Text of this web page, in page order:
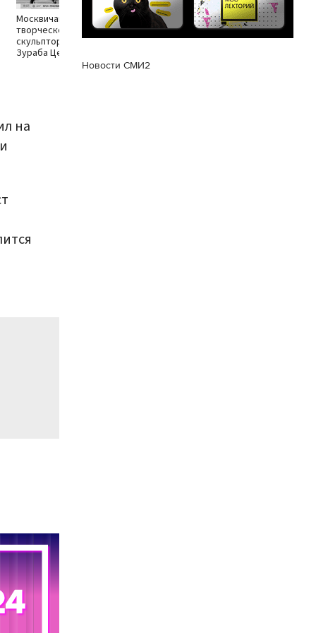
Москвичам напомнили о
творческом наследии
скульптора и художника
Зураба Церетели
на
Новости СМИ2